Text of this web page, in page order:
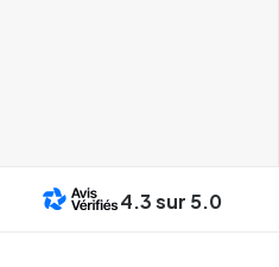
4.3sur 5.0